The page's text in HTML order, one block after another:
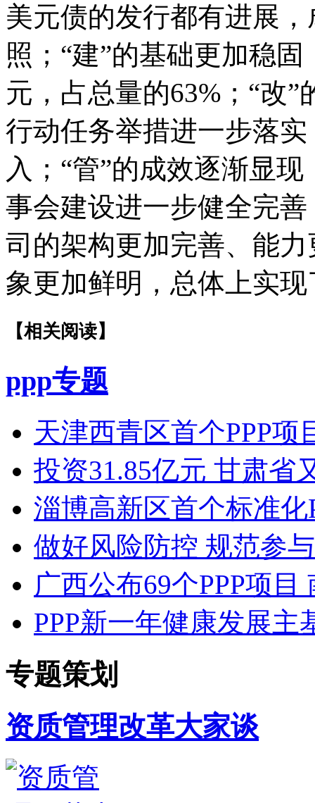
美元债的发行都有进展
照；“建”的基础更加稳
元，占总量的63%；“改
行动任务举措进一步落
入；“管”的成效逐渐显
事会建设进一步健全完
司的架构更加完善、能
象更加鲜明，总体上实
【相关阅读】
ppp专题
天津西青区首个PPP项
投资31.85亿元 甘肃省
淄博高新区首个标准化
做好风险防控 规范参
广西公布69个PPP项
PPP新一年健康发展
专题策划
资质管理改革大家谈